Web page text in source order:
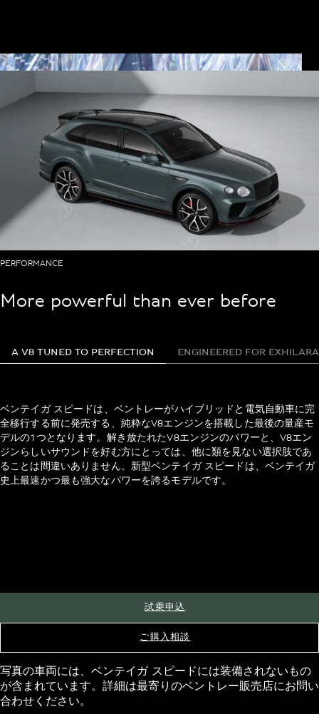
PERFORMANCE
More powerful than ever before
A V8 TUNED TO PERFECTION ENGINEERED FOR
ベンテイガ スピードは、ベントレーがハイブリッドと電気自動車に完
全移行する前に発売する、純粋なV8エンジンを搭載した最後の量産モ
デルの1つとなります。解き放たれたV8エンジンのパワーと、V8エン
ジンらしいサウンドを好む方にとっては、他に類を見ない選択肢であ
ることは間違いありません。新型ベンテイガ スピードは、ベンテイガ
史上最速かつ最も強大なパワーを誇るモデルです。
*オプションのカーボンセラミックブレーキを装着した場合
試乗申込
ご購入相談
写真の車両には、ベンテイガ スピードには装備されないもの
が含まれています。詳細は最寄りのベントレー販売店にお問い
合わせください。